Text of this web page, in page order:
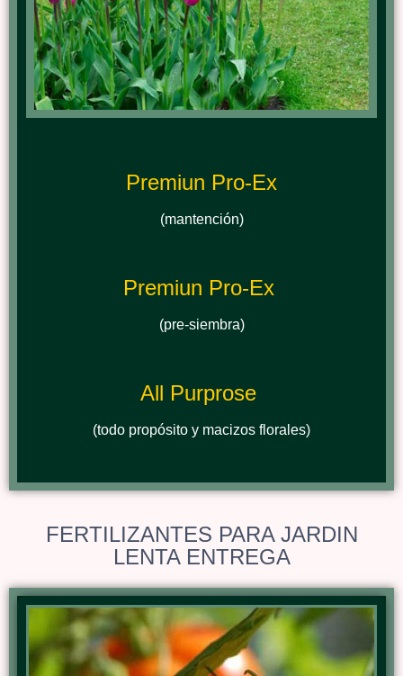
Premiun Pro-Ex
(mantención)
Premiun Pro-Ex
(pre-siembra)
All Purprose
(todo propósito y macizos florales)
FERTILIZANTES PARA JARDIN
LENTA ENTREGA